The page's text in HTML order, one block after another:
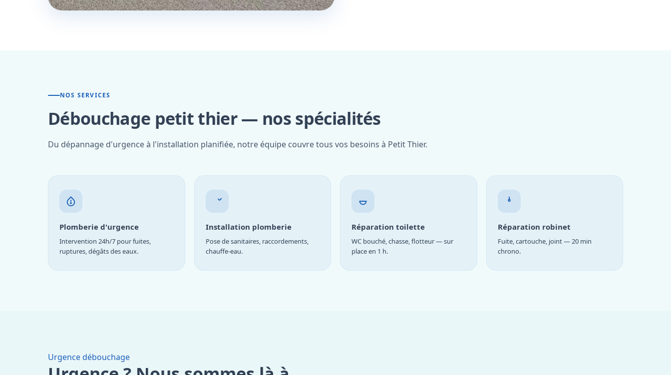
NOS SERVICES
Débouchage petit thier — nos spécialités
Du dépannage d'urgence à l'installation planifiée, notre équipe couvre tous vos besoins à Petit Thier.
Plomberie d'urgence
Intervention 24h/7 pour fuites,
ruptures, dégâts des eaux.
Installation plomberie
Pose de sanitaires, raccordements,
chauffe-eau.
Réparation toilette
WC bouché, chasse, flotteur — sur
place en 1 h.
Réparation robinet
Fuite, cartouche, joint — 20 min
chrono.
Urgence débouchage